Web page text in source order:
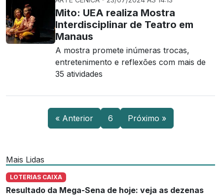
Mito: UEA realiza Mostra
Interdisciplinar de Teatro em
Manaus
A mostra promete inúmeras trocas,
entretenimento e reflexões com mais de
35 atividades
« Anterior 6 Próximo »
Mais Lidas
LOTERIAS CAIXA
Resultado da Mega-Sena de hoje: veja as dezenas